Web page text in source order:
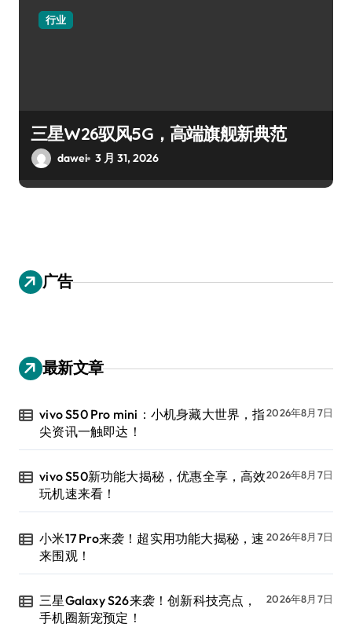
行业
三星W26驭风5G，高端旗舰新典范
dawei 3 月 31, 2026
广告
最新文章
vivo S50 Pro mini：小机身藏大世界，指
尖资讯一触即达！
2026年8月7日
vivo S50新功能大揭秘，优惠全享，高效
玩机速来看！
2026年8月7日
小米17 Pro来袭！超实用功能大揭秘，速
来围观！
2026年8月7日
三星Galaxy S26来袭！创新科技亮点，
手机圈新宠预定！
2026年8月7日